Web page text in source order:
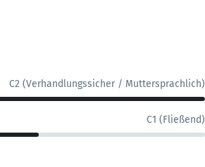
C2 (Verhandlungssicher / Muttersprachlich)
C1 (Fließend)